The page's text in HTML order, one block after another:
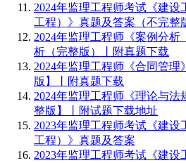
2024年监理工程师考试《建
工程）》真题及答案（不完整
2024年监理工程师《案例分
析（完整版）丨附真题下载
2024年监理工程师《合同管
版】丨附真题下载
2024年监理工程师《理论与
整版】丨附试题下载地址
2023年监理工程师考试《建
工程）》真题及答案
2023年监理工程师考试《建